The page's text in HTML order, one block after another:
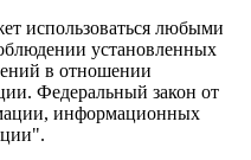
использоваться любыми
установленных
в отношении
Федеральный закон от
информационных